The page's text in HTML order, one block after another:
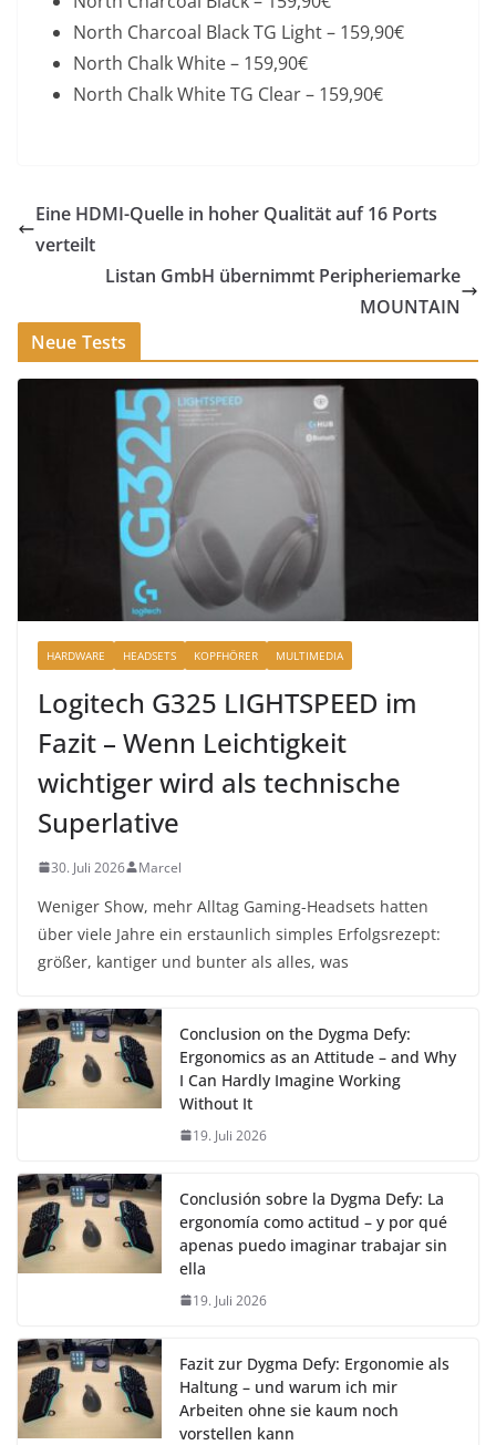
North Charcoal Black TG Light – 159,90€
North Chalk White – 159,90€
North Chalk White TG Clear – 159,90€
Eine HDMI-Quelle in hoher Qualität auf 16 Ports
verteilt
Listan GmbH übernimmt Peripheriemarke
MOUNTAIN
Neue Tests
HARDWARE HEADSETS KOPFHÖRER MULTIMEDIA
Logitech G325 LIGHTSPEED im
Fazit – Wenn Leichtigkeit
wichtiger wird als technische
Superlative
30. Juli 2026 Marcel
Weniger Show, mehr Alltag Gaming-Headsets hatten
über viele Jahre ein erstaunlich simples Erfolgsrezept:
größer, kantiger und bunter als alles, was
Conclusion on the Dygma Defy:
Ergonomics as an Attitude – and Why
I Can Hardly Imagine Working
Without It
19. Juli 2026
Conclusión sobre la Dygma Defy: La
ergonomía como actitud – y por qué
apenas puedo imaginar trabajar sin
ella
19. Juli 2026
Fazit zur Dygma Defy: Ergonomie als
Haltung – und warum ich mir
Arbeiten ohne sie kaum noch
vorstellen kann